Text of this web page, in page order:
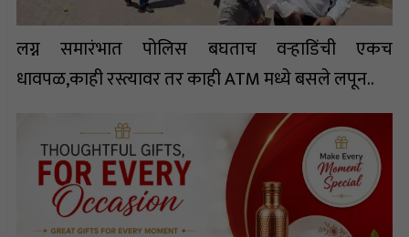
लग्न समारंभात पोलिस बघताच वऱ्हाडिंची एकच
धावपळ,काही रस्त्यावर तर काही ATM मध्ये बसले लपून..